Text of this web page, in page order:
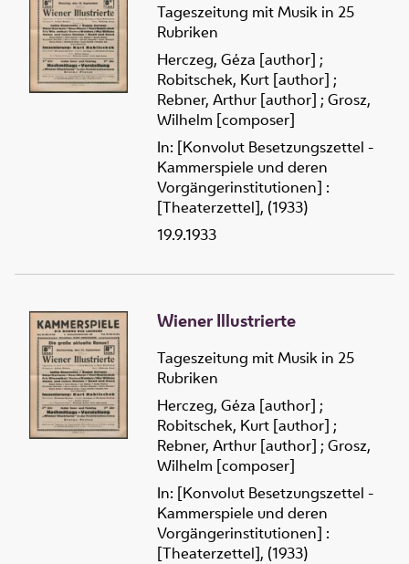
Tageszeitung mit Musik in 25
Rubriken
Herczeg, Géza [author] ;
Robitschek, Kurt [author] ;
Rebner, Arthur [author] ; Grosz,
Wilhelm [composer]
In: [Konvolut Besetzungszettel -
Kammerspiele und deren
Vorgängerinstitutionen] :
[Theaterzettel], (1933)
19.9.1933
Wiener Illustrierte
Tageszeitung mit Musik in 25
Rubriken
Herczeg, Géza [author] ;
Robitschek, Kurt [author] ;
Rebner, Arthur [author] ; Grosz,
Wilhelm [composer]
In: [Konvolut Besetzungszettel -
Kammerspiele und deren
Vorgängerinstitutionen] :
[Theaterzettel], (1933)